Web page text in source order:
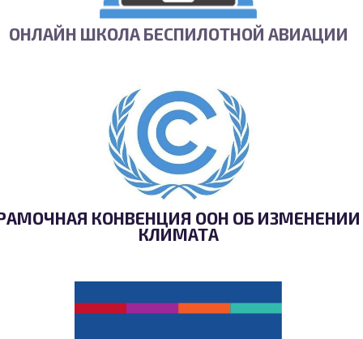
ОНЛАЙН ШКОЛА БЕСПИЛОТНОЙ АВИАЦИИ
КОНВЕНЦИЯ ООН ОБ ИЗМЕНЕНИИ
КЛИМАТА